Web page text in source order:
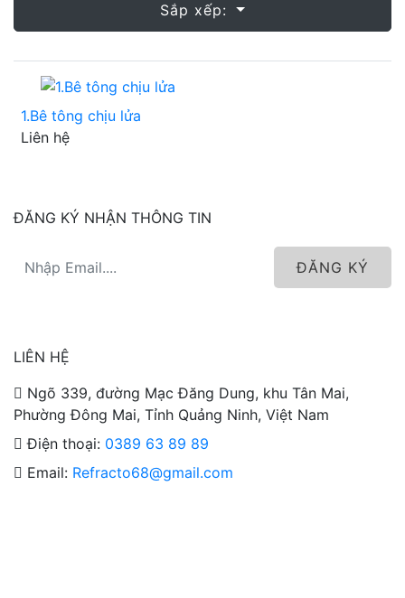
Sắp xếp:
1.Bê tông chịu lửa
Liên hệ
ĐĂNG KÝ NHẬN THÔNG TIN
ĐĂNG KÝ
LIÊN HỆ
Ngõ 339, đường Mạc Đăng Dung, khu Tân Mai,
Phường Đông Mai, Tỉnh Quảng Ninh, Việt Nam
Điện thoại: 0389 63 89 89
Email: Refracto68@gmail.com